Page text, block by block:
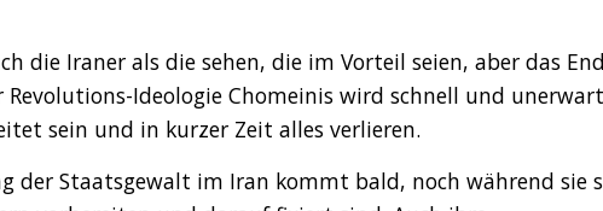
die Iraner als die sehen, die im Vorteil seien, aber das
Ideologie Chomeinis wird schnell und
sein und in kurzer Zeit alles verlieren.
der Staatsgewalt im Iran kommt bald, noch während sie